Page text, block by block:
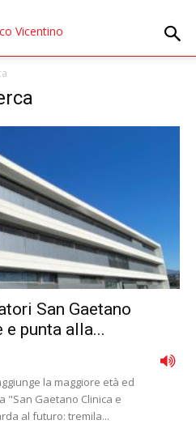
San Gaetano
e punta alla...
la maggiore età ed
"San Gaetano Clinica e
al futuro: tremila...